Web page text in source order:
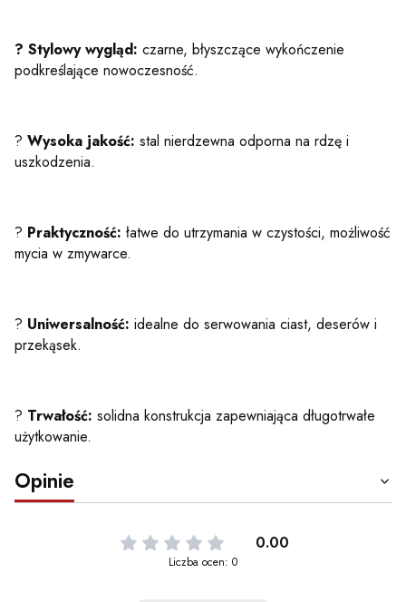
? Stylowy wygląd: czarne, błyszczące wykończenie
podkreślające nowoczesność.
? Wysoka jakość: stal nierdzewna odporna na rdzę i
uszkodzenia.
? Praktyczność: łatwe do utrzymania w czystości, możliwość
mycia w zmywarce.
? Uniwersalność: idealne do serwowania ciast, deserów i
przekąsek.
? Trwałość: solidna konstrukcja zapewniająca długotrwałe
użytkowanie.
Opinie
0.00
Liczba ocen: 0